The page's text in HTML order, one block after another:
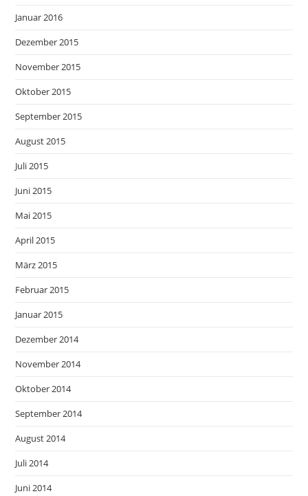
Januar 2016
Dezember 2015
November 2015
Oktober 2015
September 2015
August 2015
Juli 2015
Juni 2015
Mai 2015
April 2015
März 2015
Februar 2015
Januar 2015
Dezember 2014
November 2014
Oktober 2014
September 2014
August 2014
Juli 2014
Juni 2014